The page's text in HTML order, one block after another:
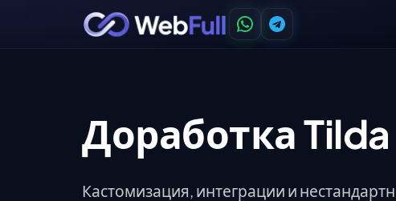
Доработка Tilda
Кастомизация, интеграции и